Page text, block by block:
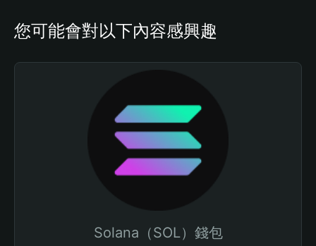
您可能會對以下內容感興趣
Solana（SOL）錢包